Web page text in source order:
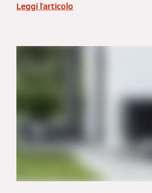
Leggi l'articolo